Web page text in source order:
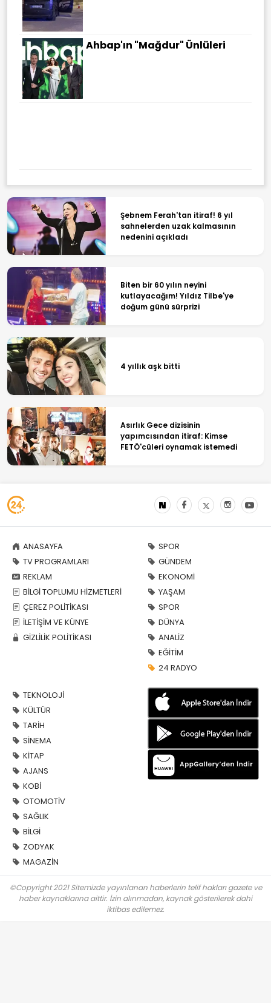
Ahbap'ın "Mağdur" Ünlüleri
Şebnem Ferah'tan itiraf! 6 yıl
sahnelerden uzak kalmasının
nedenini açıkladı
Biten bir 60 yılın neyini
kutlayacağım! Yıldız Tilbe'ye
doğum günü sürprizi
4 yıllık aşk bitti
Asırlık Gece dizisinin
yapımcısından itiraf: Kimse
FETÖ'cüleri oynamak istemedi
ANASAYFA
TV PROGRAMLARI
REKLAM
BİLGİ TOPLUMU HİZMETLERİ
ÇEREZ POLİTİKASI
İLETİŞİM VE KÜNYE
GİZLİLİK POLİTİKASI
SPOR
GÜNDEM
EKONOMİ
YAŞAM
SPOR
DÜNYA
ANALİZ
EĞİTİM
24 RADYO
TEKNOLOJİ
KÜLTÜR
TARİH
SİNEMA
KİTAP
AJANS
KOBİ
OTOMOTİV
SAĞLIK
BİLGİ
ZODYAK
MAGAZİN
©Copyright 2021 Sitemizde yayınlanan haberlerin telif hakları gazete ve
haber kaynaklarına aittir. İzin alınmadan, kaynak gösterilerek dahi
iktibas edilemez.